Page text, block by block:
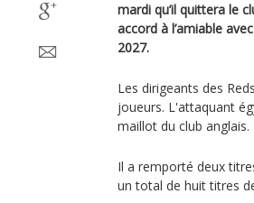
mardi qu’il quittera le
accord à l’amiable
2027.
Les dirigeants des
joueurs. L'attaquant
maillot du club anglais.
Il a remporté deux
un total de huit titres